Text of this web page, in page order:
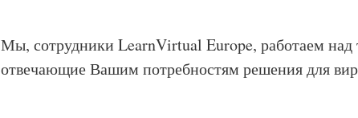
Мы, сотрудники LearnVirtual Europe, работаем над
отвечающие Вашим потребностям решения для